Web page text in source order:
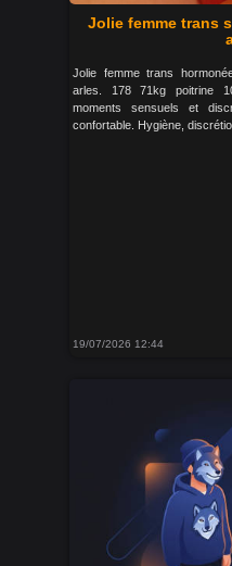
Jolie femme trans
Jolie femme trans
arles. 178 71kg poitrine
moments sensuels et
confortable. Hygiène,
19/07/2026 12:44